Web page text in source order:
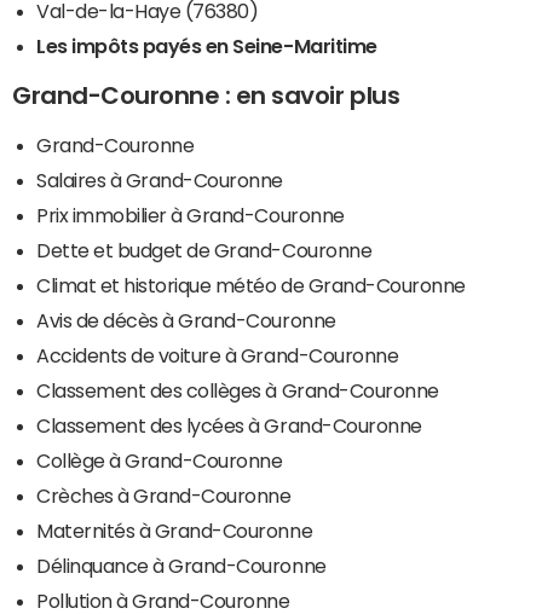
Val-de-la-Haye (76380)
Les impôts payés en Seine-Maritime
Grand-Couronne : en savoir plus
Grand-Couronne
Salaires à Grand-Couronne
Prix immobilier à Grand-Couronne
Dette et budget de Grand-Couronne
Climat et historique météo de Grand-Couronne
Avis de décès à Grand-Couronne
Accidents de voiture à Grand-Couronne
Classement des collèges à Grand-Couronne
Classement des lycées à Grand-Couronne
Collège à Grand-Couronne
Crèches à Grand-Couronne
Maternités à Grand-Couronne
Délinquance à Grand-Couronne
Pollution à Grand-Couronne